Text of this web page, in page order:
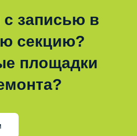
записью в
секцию?
площадки